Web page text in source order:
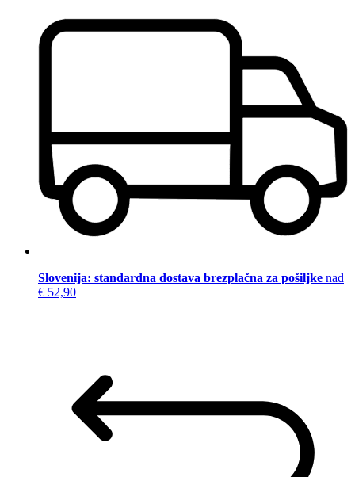
Slovenija: standardna dostava brezplačna za pošiljke nad
€ 52,90